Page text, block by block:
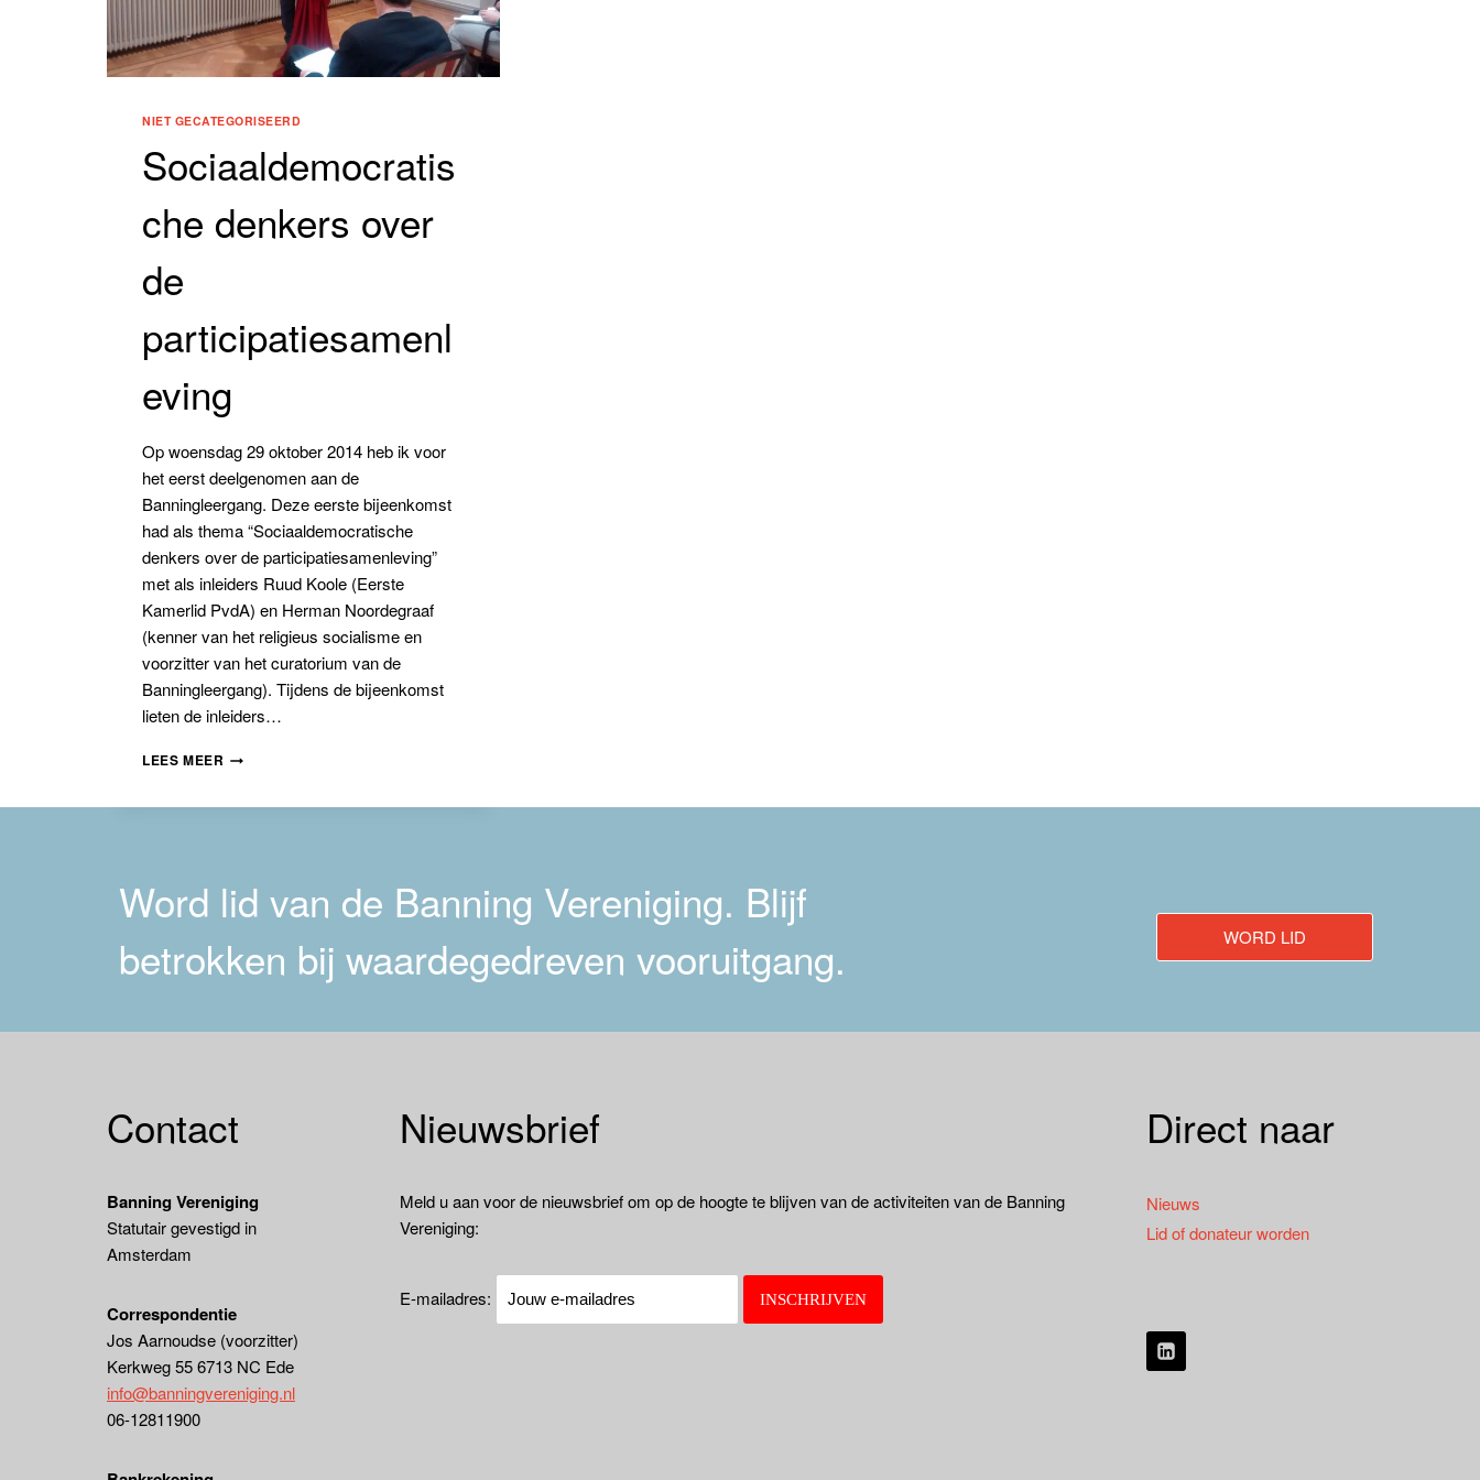
NIET GECATEGORISEERD
Sociaaldemocratis
che denkers over
de
participatiesamenl
eving
Op woensdag 29 oktober 2014 heb ik voor
het eerst deelgenomen aan de
Banningleergang. Deze eerste bijeenkomst
had als thema “Sociaaldemocratische
denkers over de participatiesamenleving”
met als inleiders Ruud Koole (Eerste
Kamerlid PvdA) en Herman Noordegraaf
(kenner van het religieus socialisme en
voorzitter van het curatorium van de
Banningleergang). Tijdens de bijeenkomst
lieten de inleiders…
LEES MEER SOCIAALDEMOCRATISCHE
Word lid van de Banning Vereniging. Blijf
betrokken bij waardegedreven vooruitgang.
WORD LID
Contact
Banning Vereniging
Statutair gevestigd in
Amsterdam
Correspondentie
Jos Aarnoudse (voorzitter)
Kerkweg 55 6713 NC Ede
info@banningvereniging.nl
06-12811900
Nieuwsbrief
Meld u aan voor de nieuwsbrief om op de hoogte te blijven van de activiteiten van de Banning
Vereniging:
E-mailadres:
Direct naar
Nieuws
Lid of donateur worden